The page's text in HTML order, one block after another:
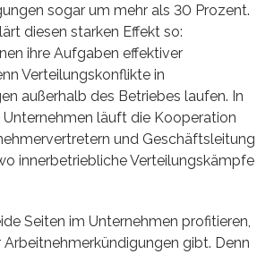
sogar um mehr als 30 Prozent.
diesen starken Effekt so:
ihre Aufgaben effektiver
Verteilungskonflikte in
außerhalb des Betriebes laufen. In
läuft die Kooperation
und Geschäftsleitung
innerbetriebliche Verteilungskämpfe
Seiten im Unternehmen profitieren,
gibt. Denn